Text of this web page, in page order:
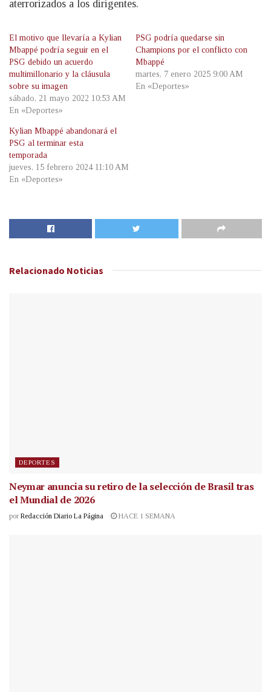
aterrorizados a los dirigentes.
El motivo que llevaría a Kylian
Mbappé podría seguir en el
PSG debido un acuerdo
multimillonario y la cláusula
sobre su imagen
sábado, 21 mayo 2022 10:53 AM
En «Deportes»
PSG podría quedarse sin
Champions por el conflicto con
Mbappé
martes, 7 enero 2025 9:00 AM
En «Deportes»
Kylian Mbappé abandonará el
PSG al terminar esta
temporada
jueves, 15 febrero 2024 11:10 AM
En «Deportes»
Relacionado Noticias
DEPORTES
Neymar anuncia su retiro de la selección de Brasil tras
el Mundial de 2026
por Redacción Diario La Página HACE 1 SEMANA